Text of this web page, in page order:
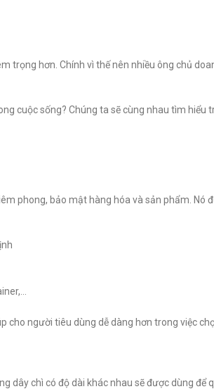
trọng hơn. Chính vì thế nên nhiều ông chủ
cuộc sống? Chúng ta sẽ cùng nhau tìm hiểu
phong, bảo mật hàng hóa và sản phẩm. Nó
cho người tiêu dùng dễ dàng hơn trong việc
dây chì có độ dài khác nhau sẽ được dùng để